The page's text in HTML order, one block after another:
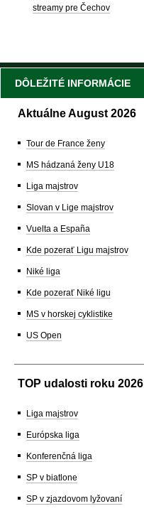
streamy pre Čechov
DÔLEŽITÉ INFORMÁCIE
Aktuálne August 2026
Tour de France ženy
MS hádzaná ženy U18
Liga majstrov
Slovan v Lige majstrov
Vuelta a España
Kde pozerať Ligu majstrov
Niké liga
Kde pozerať Niké ligu
MS v horskej cyklistike
US Open
TOP udalosti roku 2026
Liga majstrov
Európska liga
Konferenčná liga
SP v biatlone
SP v zjazdovom lyžovaní